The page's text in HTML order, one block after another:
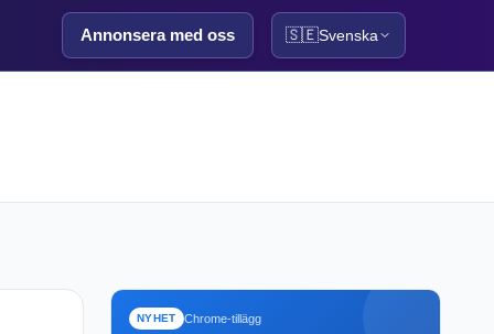
Annonsera med oss 🇸🇪Svenska
NYHET Chrome-tillägg